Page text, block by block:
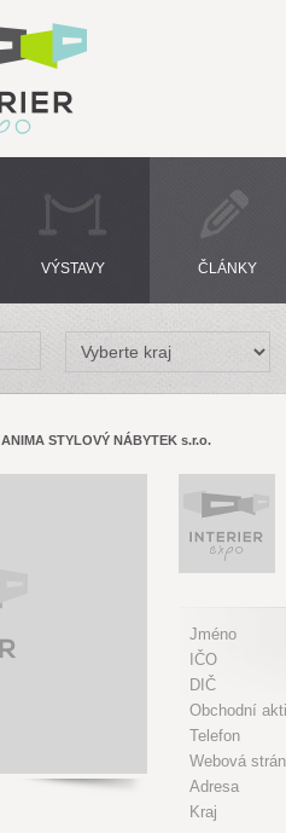
VÝSTAVY ČLÁNKY
ANIMA STYLOVÝ NÁBYTEK s.r.o.
Jméno
IČO
DIČ
Obchodní
Telefon
Webová
Adresa
Kraj